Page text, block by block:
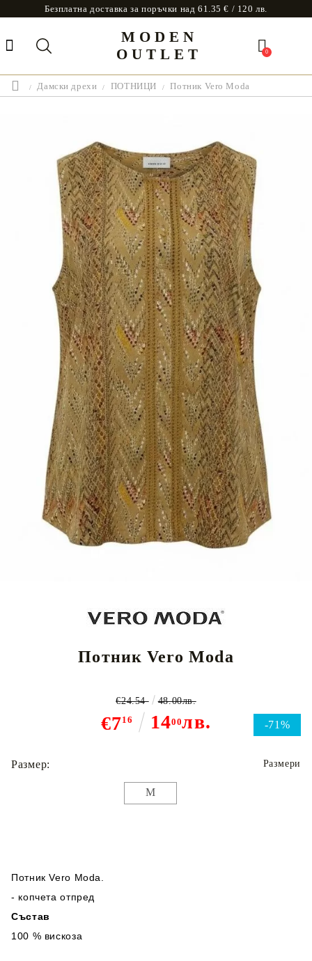
Безплатна доставка за поръчки над 61.35 € / 120 лв.
MODEN
OUTLET
0
Дамски дрехи ПОТНИЦИ Потник Vero Moda
Потник Vero Moda
-71%
€716 1400лв.
€24.54 48.00лв.
Потник Vero Moda.
- копчета отпред
Състав
100 % вискоза
Размер: Размери
M